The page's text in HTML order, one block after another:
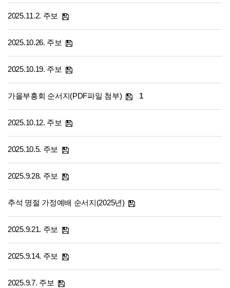
2025.11.2. 주보
2025.10.26. 주보
2025.10.19. 주보
가을부흥회 순서지(PDF파일 첨부) 1
2025.10.12. 주보
2025.10.5. 주보
2025.9.28. 주보
추석 명절 가정예배 순서지(2025년)
2025.9.21. 주보
2025.9.14. 주보
2025.9.7. 주보